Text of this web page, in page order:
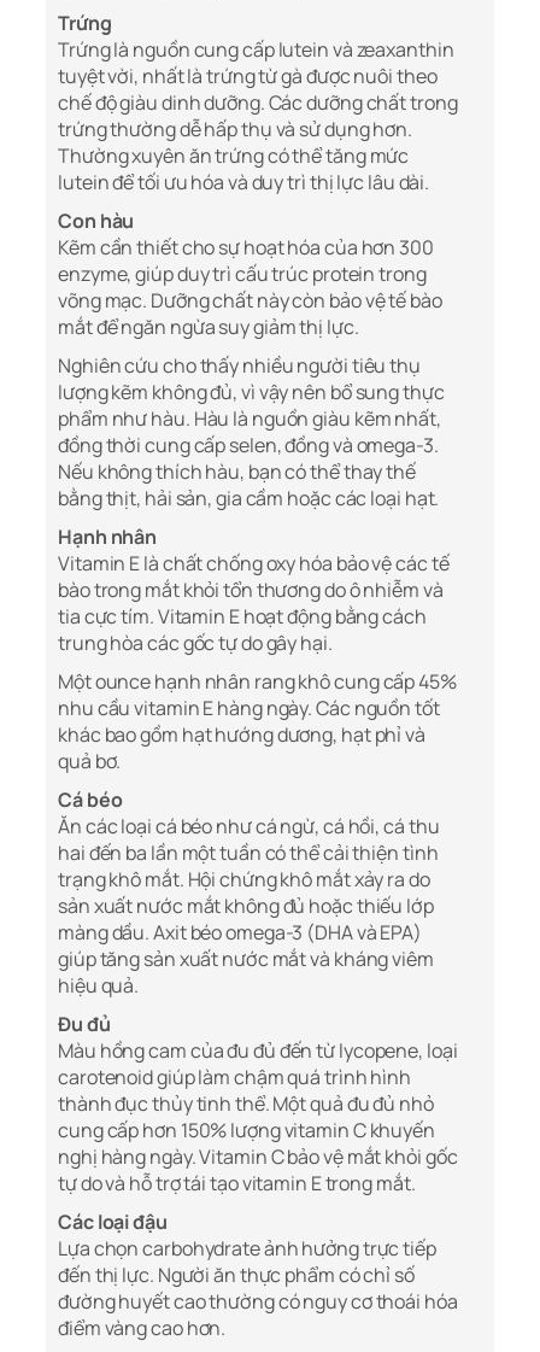
Trứng
Trứng là nguồn cung cấp lutein và zeaxanthin
tuyệt vời, nhất là trứng từ gà được nuôi theo
chế độ giàu dinh dưỡng. Các dưỡng chất trong
trứng thường dễ hấp thụ và sử dụng hơn.
Thường xuyên ăn trứng có thể tăng mức
lutein để tối ưu hóa và duy trì thị lực lâu dài.
Con hàu
Kẽm cần thiết cho sự hoạt hóa của hơn 300
enzyme, giúp duy trì cấu trúc protein trong
võng mạc. Dưỡng chất này còn bảo vệ tế bào
mắt để ngăn ngừa suy giảm thị lực.
Nghiên cứu cho thấy nhiều người tiêu thụ
lượng kẽm không đủ, vì vậy nên bổ sung thực
phẩm như hàu. Hàu là nguồn giàu kẽm nhất,
đồng thời cung cấp selen, đồng và omega-3.
Nếu không thích hàu, bạn có thể thay thế
bằng thịt, hải sản, gia cầm hoặc các loại hạt.
Hạnh nhân
Vitamin E là chất chống oxy hóa bảo vệ các tế
bào trong mắt khỏi tổn thương do ô nhiễm và
tia cực tím. Vitamin E hoạt động bằng cách
trung hòa các gốc tự do gây hại.
Một ounce hạnh nhân rang khô cung cấp 45%
nhu cầu vitamin E hàng ngày. Các nguồn tốt
khác bao gồm hạt hướng dương, hạt phỉ và
quả bơ.
Cá béo
Ăn các loại cá béo như cá ngừ, cá hồi, cá thu
hai đến ba lần một tuần có thể cải thiện tình
trạng khô mắt. Hội chứng khô mắt xảy ra do
sản xuất nước mắt không đủ hoặc thiếu lớp
màng dầu. Axit béo omega-3 (DHA và EPA)
giúp tăng sản xuất nước mắt và kháng viêm
hiệu quả.
Đu đủ
Màu hồng cam của đu đủ đến từ lycopene, loại
carotenoid giúp làm chậm quá trình hình
thành đục thủy tinh thể. Một quả đu đủ nhỏ
cung cấp hơn 150% lượng vitamin C khuyến
nghị hàng ngày. Vitamin C bảo vệ mắt khỏi gốc
tự do và hỗ trợ tái tạo vitamin E trong mắt.
Các loại đậu
Lựa chọn carbohydrate ảnh hưởng trực tiếp
đến thị lực. Người ăn thực phẩm có chỉ số
đường huyết cao thường có nguy cơ thoái hóa
điểm vàng cao hơn.